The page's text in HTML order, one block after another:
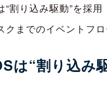
“割り込み駆動”を採用
クまでのイベントフ
は“割り込み